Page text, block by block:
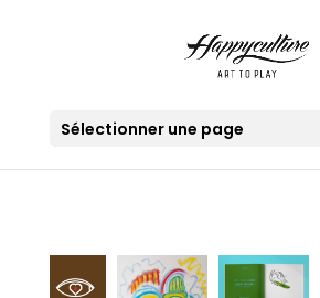
Sélectionner une page